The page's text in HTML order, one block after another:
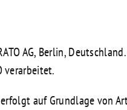
AG, Berlin,
verarbeitet.
auf Grundlage von